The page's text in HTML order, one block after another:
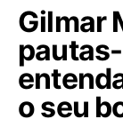
Gilmar
o seu